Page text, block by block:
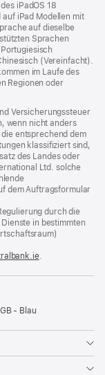
iPadOS 18
iPad Modellen mit
auf dieselbe
Sprachen
(Vereinfacht).
im Laufe des
Regionen oder
Versicherungssteuer
wenn nicht anders
entsprechend dem
klassifiziert sind,
des Landes oder
Ltd. solche
dem Auftragsformular
durch die
in bestimmten
(Öffnet
neues
.
- Blau